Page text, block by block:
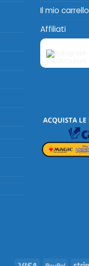
Il mio carrello
Affiliati